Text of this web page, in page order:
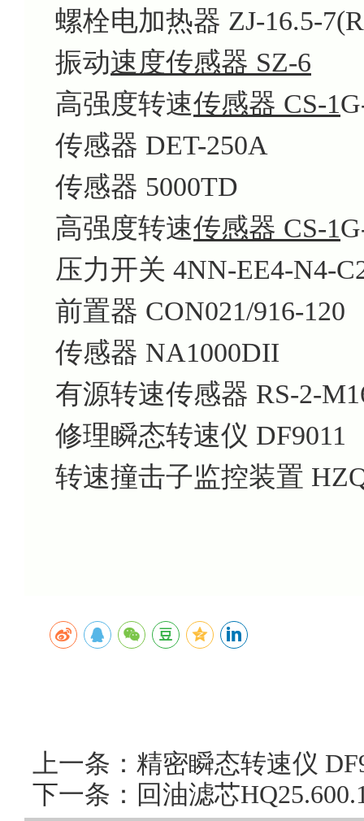
螺栓电加热器 ZJ-16.5-
振动速度传感器 SZ-6
高强度转速传感器 CS-1
传感器 DET-250A
传感器 5000TD
高强度转速传感器 CS-1
压力开关 4NN-EE4-N4-
前置器 CON021/916-120
传感器 NA1000DII
有源转速传感器 RS-2-
修理瞬态转速仪 DF9011
转速撞击子监控装置
上一条：精密瞬态转速仪
下一条：回油滤芯